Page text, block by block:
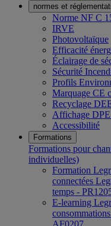
normes et
Norme NF C
IRVE
Photovoltaïque
Efficacité
Éclairage de
Sécurité
Profils
Marquage CE
Recyclage
Affichage
Accessibilité
Formations
Formations pour
individuelles)
Formation
connectées
temps -
E-learning
AF0207